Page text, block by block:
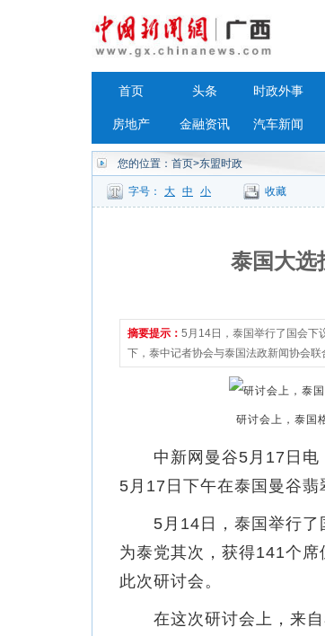
首页 头条 时政外事
房地产 金融资讯 汽车新闻
您的位置： 首页>东盟时政
字号： 大 中 小 收藏
泰国大选
摘要提示： 5月14日，泰国举行了国会下
下，泰中记者协会与泰国法政新闻协会联
研讨会上，泰国
中新网曼谷5月17日电（
5月17日下午在泰国曼谷翡
5月14日，泰国举行了国
为泰党其次，获得141个
此次研讨会。
在这次研讨会上，来自